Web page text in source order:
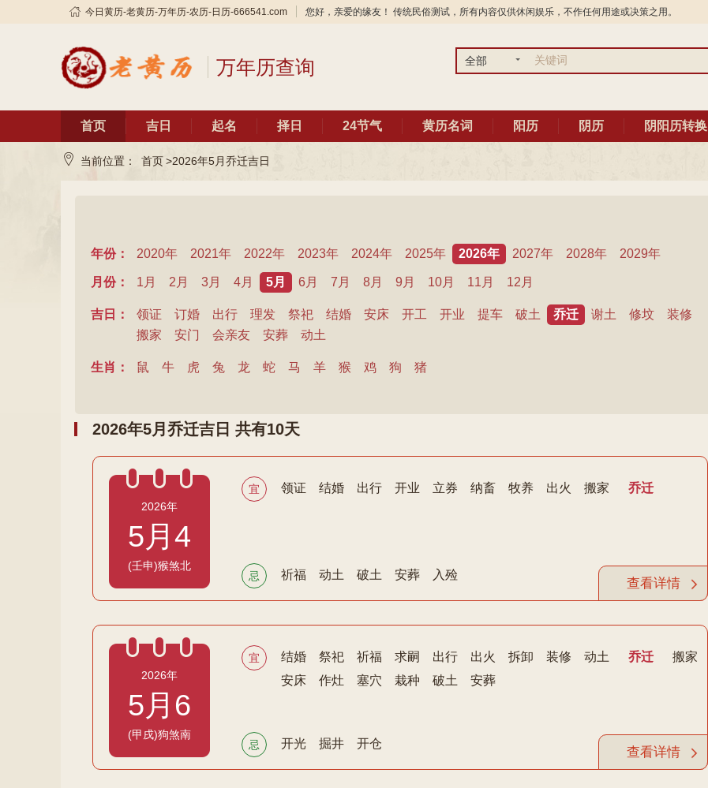
今日黄历-老黄历-万年历-农历-日历-666541.com 您好，亲爱的缘友！ 传统民俗测试，所有内容仅供休闲娱乐，不作任何用途或决策之用。
万年历查询 全部
首页 吉日 起名 择日 24节气 黄历名词 阳历 阴历 阴阳历转换
当前位置： 首页>2026年5月乔迁吉日
年份： 2020年 2021年 2022年 2023年 2024年 2025年 2026年 2027年 2028年 2029年
月份： 1月 2月 3月 4月 5月 6月 7月 8月 9月 10月 11月 12月
吉日： 领证 订婚 出行 理发 祭祀 结婚 安床 开工 开业 提车 破土 乔迁 谢土 修坟
装修
搬家
安门 会亲友 安葬 动土
生肖： 鼠 牛 虎 兔 龙 蛇 马 羊 猴 鸡 狗 猪
2026年5月乔迁吉日 共有10天
查看详情
2026年
5月4
(壬申)猴煞北
宜 领证 结婚 出行 开业 立券 纳畜 牧养 出火 搬家 乔迁
忌 祈福 动土 破土 安葬 入殓
查看详情
2026年
5月6
(甲戌)狗煞南
宜 结婚 祭祀 祈福 求嗣 出行 出火 拆卸 装修 动土 乔迁
搬家
安床
作灶 塞穴 栽种 破土 安葬
忌 开光 掘井 开仓